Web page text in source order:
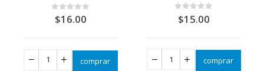
out of 5
$16.00
comprar
out of 5
$15.00
comprar